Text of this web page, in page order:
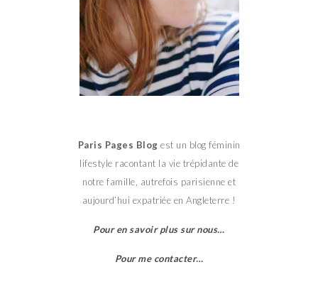
Paris Pages Blog est un blog féminin
lifestyle racontant la vie trépidante de
notre famille, autrefois parisienne et
aujourd’hui expatriée en Angleterre !
Pour en savoir plus sur nous…
Pour me contacter…